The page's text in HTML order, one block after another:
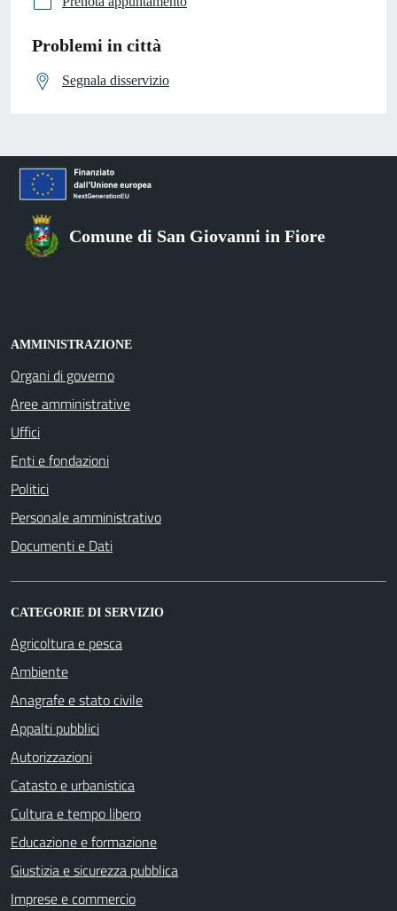
Problemi in città
Segnala disservizio
Comune di San Giovanni in Fiore
AMMINISTRAZIONE
Organi di governo
Aree amministrative
Uffici
Enti e fondazioni
Politici
Personale amministrativo
Documenti e Dati
CATEGORIE DI SERVIZIO
Agricoltura e pesca
Ambiente
Anagrafe e stato civile
Appalti pubblici
Autorizzazioni
Catasto e urbanistica
Cultura e tempo libero
Educazione e formazione
Giustizia e sicurezza pubblica
Imprese e commercio